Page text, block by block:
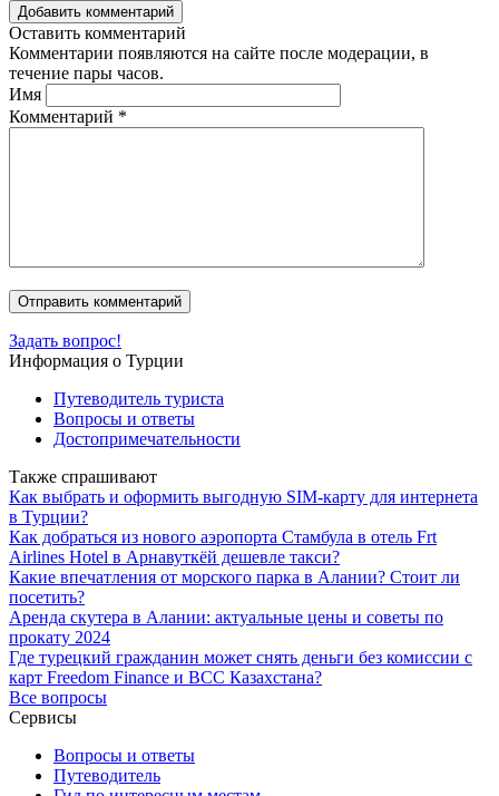
Добавить комментарий
Оставить комментарий
Комментарии появляются на сайте после модерации, в
течение пары часов.
Имя
Комментарий *
Задать вопрос!
Информация о Турции
Путеводитель туриста
Вопросы и ответы
Достопримечательности
Также спрашивают
Как выбрать и оформить выгодную SIM-карту для интернета
в Турции?
Как добраться из нового аэропорта Стамбула в отель Frt
Airlines Hotel в Арнавуткёй дешевле такси?
Какие впечатления от морского парка в Алании? Стоит ли
посетить?
Аренда скутера в Алании: актуальные цены и советы по
прокату 2024
Где турецкий гражданин может снять деньги без комиссии с
карт Freedom Finance и BCC Казахстана?
Все вопросы
Сервисы
Вопросы и ответы
Путеводитель